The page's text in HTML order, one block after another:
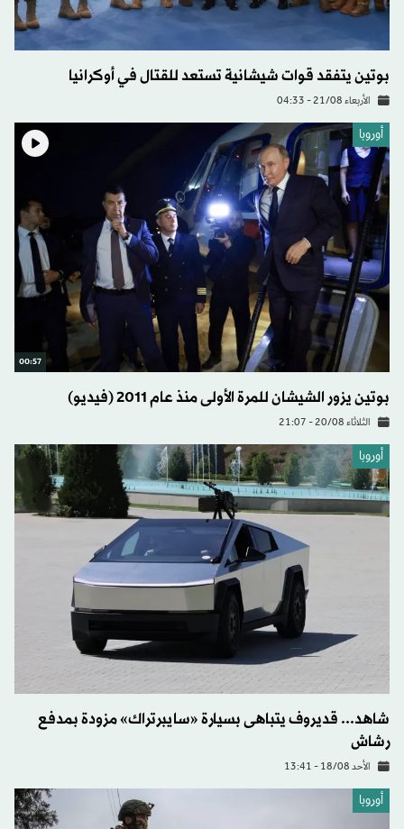
بوتين يتفقد قوات شيشانية تستعد للقتال في أوكرانيا
الأربعاء 21/08 - 04:33
أوروبا
00:57
بوتين يزور الشيشان للمرة الأولى منذ عام 2011 (فيديو)
الثلاثاء 20/08 - 21:07
أوروبا
شاهد... قديروف يتباهى بسيارة «سايبرتراك» مزودة بمدفع
رشاش
الأحد 18/08 - 13:41
أوروبا